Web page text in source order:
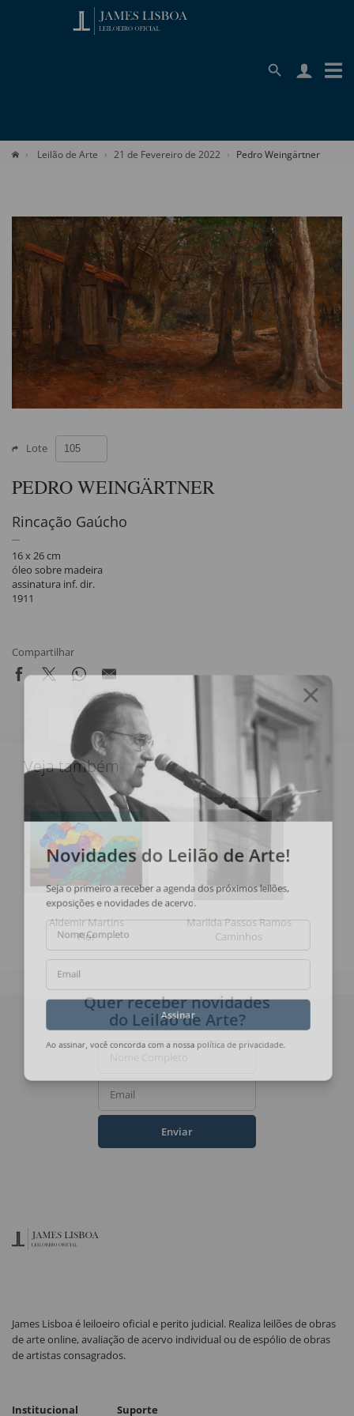
Leilão de Arte 21 de Fevereiro de 2022 Pedro Weingärtner
Lote
PEDRO WEINGÄRTNER
Rincação Gaúcho
16 x 26 cm
óleo sobre madeira
assinatura inf. dir.
1911
Compartilhar
Veja também
Aldemir Martins
Flor
Marilda Passos Ramos
Caminhos
Novidades do Leilão de Arte!
Seja o primeiro a receber a agenda dos próximos leilões,
exposições e novidades de acervo.
Nome Completo
Email
Assinar
Ao assinar, você concorda com a nossa
Quer receber novidades
do Leilão de Arte?
Nome Completo
Email
Enviar
James Lisboa é leiloeiro oficial e perito judicial. Realiza leilões de obras
de arte online, avaliação de acervo individual ou de espólio de obras
de artistas consagrados.
Institucional Suporte